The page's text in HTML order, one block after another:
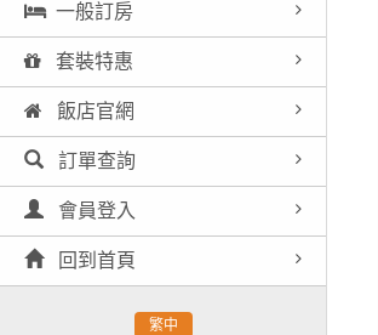
一般訂房
套裝特惠
飯店官網
訂單查詢
會員登入
回到首頁
繁中